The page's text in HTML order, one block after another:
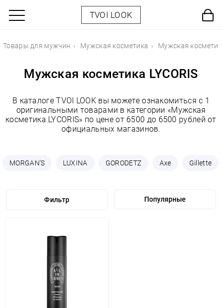
TVOI LOOK
Товары для мужчин Мужская косметика Мужская
Мужская косметика LYCORIS
В каталоге TVOI LOOK вы можете ознакомиться с 1
оригинальными товарами в категории «Мужская
косметика LYCORIS» по цене от 6500 до 6500 рублей от
официальных магазинов.
MORGAN'S LUXINA GORODETZ Axe Gillette
Фильтр